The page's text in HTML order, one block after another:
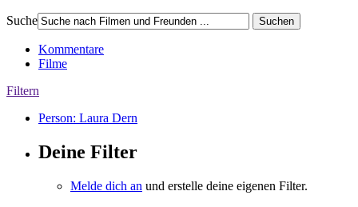
Suche Suchen
Kommentare
Filme
Filtern
Person: Laura Dern
Deine Filter
Melde dich an und erstelle deine eigenen Filter.